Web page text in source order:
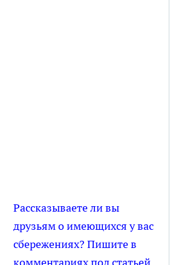
Рассказываете ли вы
друзьям о имеющихся у вас
сбережениях? Пишите в
комментариях под статьей